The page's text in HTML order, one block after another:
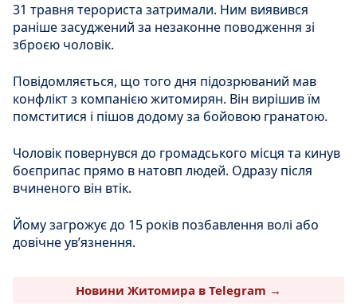
31 травня терориста затримали. Ним виявився
раніше засуджений за незаконне поводження зі
зброєю чоловік.
Повідомляється, що того дня підозрюваний мав
конфлікт з компанією житомирян. Він вирішив їм
помститися і пішов додому за бойовою гранатою.
Чоловік повернувся до громадського місця та кинув
боєприпас прямо в натовп людей. Одразу після
вчиненого він втік.
Йому загрожує до 15 років позбавлення волі або
довічне увʼязнення.
Новини Житомира в Telegram →